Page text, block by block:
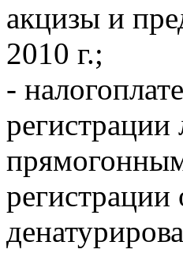
акцизы и
2010 г.;
-